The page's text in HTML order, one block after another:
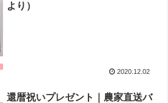
より）
2020.12.02
還暦祝いプレゼント｜農家直送バ